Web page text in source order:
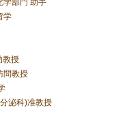
門 助手
学
授
教授
科)准教授